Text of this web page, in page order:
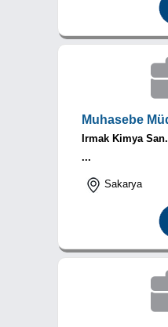
Muhasebe
Irmak Kimya
...
Sakarya